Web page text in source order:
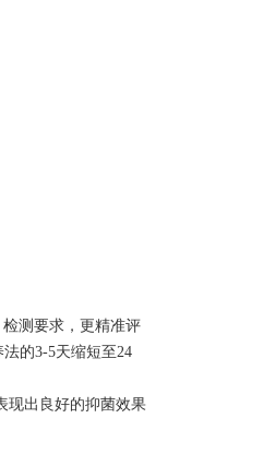
测要求，更精准评
的3-5天缩短至24
现出良好的抑菌效果